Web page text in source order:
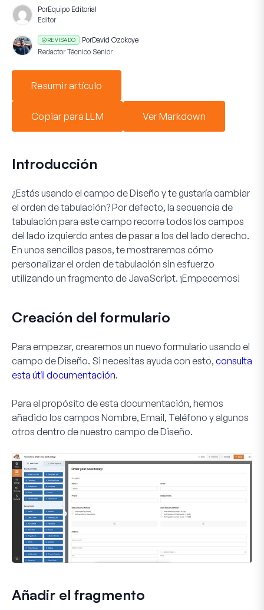
PorEquipo Editorial
Editor
REVISADO PorDavid Ozokoye
Redactor Técnico Senior
Resumir artículo
Copiar para LLM Ver Markdown
Introducción
¿Estás usando el campo deDiseño y te gustaría cambiar
el orden de tabulación? Por defecto, la secuencia de
tabulación para este campo recorre todos los campos
del lado izquierdo antes de pasar a los del lado derecho.
En unos sencillos pasos, te mostraremos cómo
personalizar el orden de tabulación sin esfuerzo
utilizando un fragmento de JavaScript. ¡Empecemos!
Creación del formulario
Para empezar, crearemos un nuevo formulario usando el
campo deDiseño. Si necesitas ayuda con esto, consulta
esta útil documentación.
Para el propósito de esta documentación, hemos
añadido los campos Nombre, Email, Teléfono y algunos
otros dentro de nuestro campo deDiseño.
Añadir el fragmento